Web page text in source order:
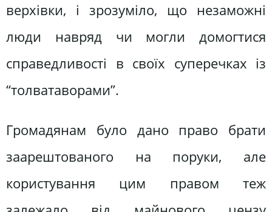
верхівки, і зрозуміло, що незаможні
люди навряд чи могли домогтися
справедливості в своїх суперечках із
“толватаворами”.
Громадянам було дано право брати
заарештованого на поруки, але
користування цим правом теж